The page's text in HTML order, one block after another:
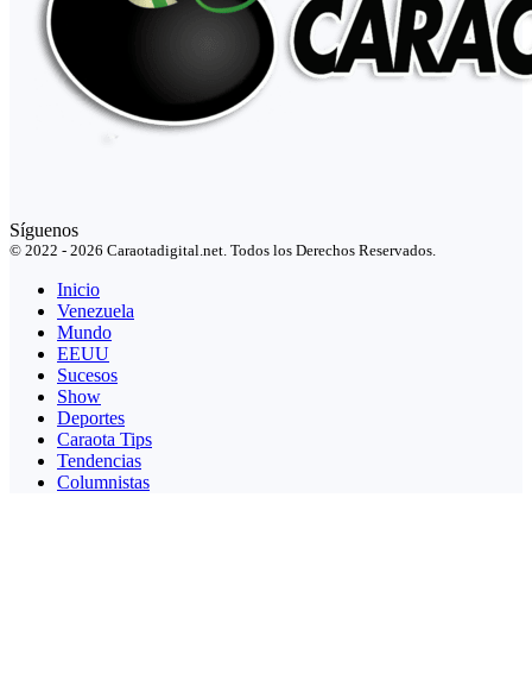
Síguenos
© 2022 - 2026 Caraotadigital.net. Todos los Derechos Reservados.
Inicio
Venezuela
Mundo
EEUU
Sucesos
Show
Deportes
Caraota Tips
Tendencias
Columnistas